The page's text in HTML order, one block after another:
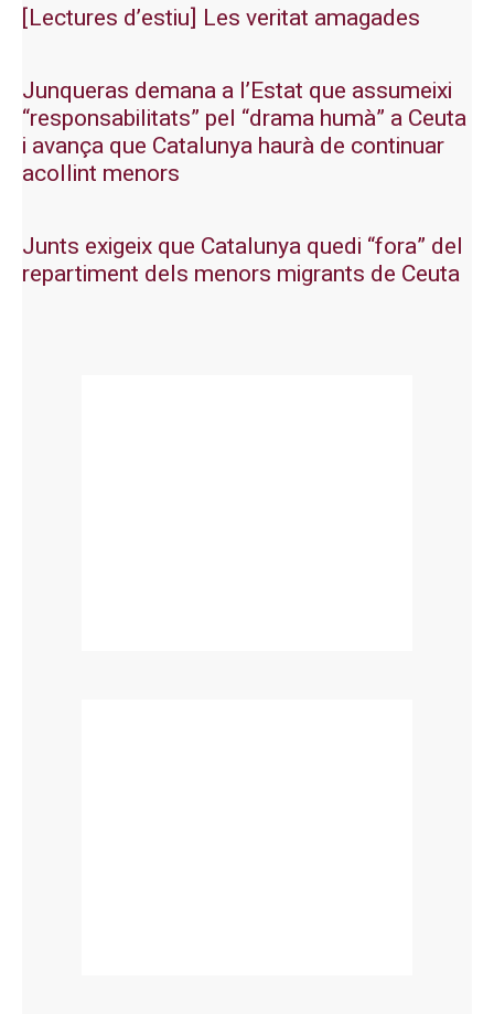
[Lectures d’estiu] Les veritat amagades
Junqueras demana a l’Estat que assumeixi
“responsabilitats” pel “drama humà” a Ceuta
i avança que Catalunya haurà de continuar
acollint menors
Junts exigeix que Catalunya quedi “fora” del
repartiment dels menors migrants de Ceuta